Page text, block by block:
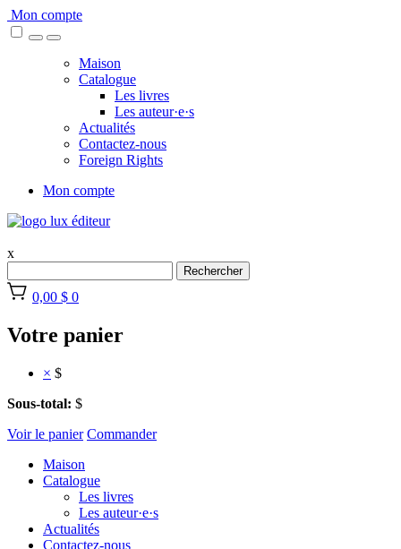
Skip
to
Mon compte
Maison
Catalogue
Les livres
Les auteur·e·s
Actualités
Contactez-nous
Foreign Rights
Mon compte
x
Rechercher
0,00 $ 0
Votre panier
× $
Sous-total: $
Voir le panier Commander
Maison
Catalogue
Les livres
Les auteur·e·s
Actualités
Contactez-nous